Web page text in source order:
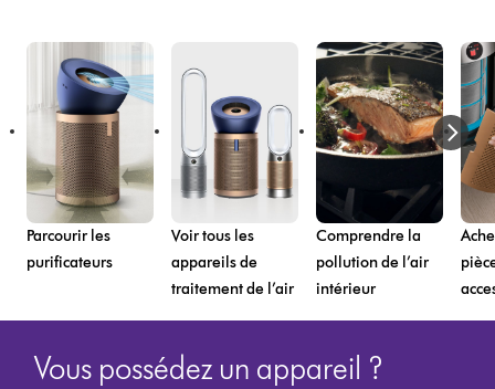
Parcourir les
purificateurs
Voir tous les
appareils de
traitement de l’air
Comprendre la
pollution de l’air
intérieur
Vous possédez un appareil ?